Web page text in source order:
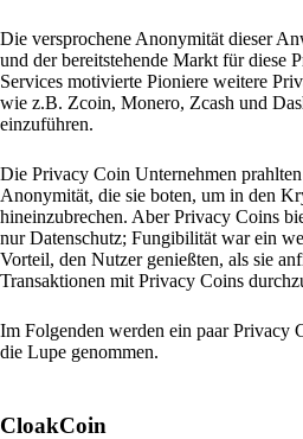
Die versprochene Anonymität dieser
und der bereitstehende Markt für diese
Services motivierte Pioniere weitere
wie z.B. Zcoin, Monero, Zcash und
einzuführen.
Die Privacy Coin Unternehmen
Anonymität, die sie boten, um in den
hineinzubrechen. Aber Privacy Coins
nur Datenschutz; Fungibilität war ein
Vorteil, den Nutzer genießten, als sie
Transaktionen mit Privacy Coins
Im Folgenden werden ein paar Privacy
die Lupe genommen.
CloakCoin